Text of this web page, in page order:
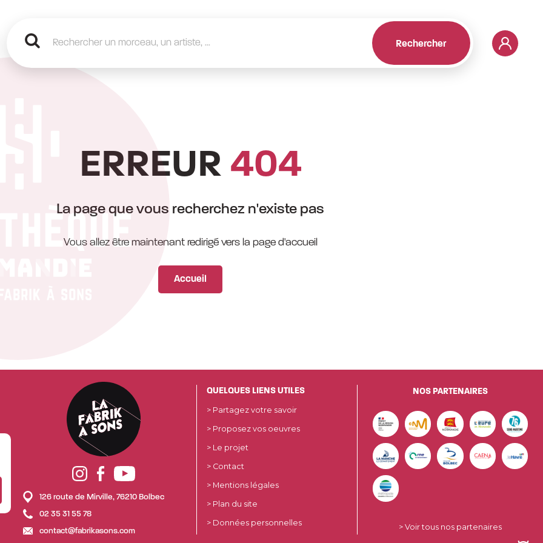
Rechercher
ERREUR 404
La page que vous recherchez n'existe pas
Vous allez être maintenant redirigé vers la page d'accueil
Accueil
126 route de Mirville, 76210 Bolbec
02 35 31 55 78
contact@fabrikasons.com
QUELQUES LIENS UTILES
> Partagez votre savoir
> Proposez vos oeuvres
> Le projet
> Contact
> Mentions légales
> Plan du site
> Données personnelles
NOS PARTENAIRES
> Voir tous nos partenaires